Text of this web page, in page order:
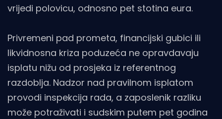
vrijedi polovicu, odnosno pet stotina eura.
Privremeni pad prometa, financijski gubici ili
likvidnosna kriza poduzeća ne opravdavaju
isplatu nižu od prosjeka iz referentnog
razdoblja. Nadzor nad pravilnom isplatom
provodi inspekcija rada, a zaposlenik razliku
može potraživati i sudskim putem pet godina